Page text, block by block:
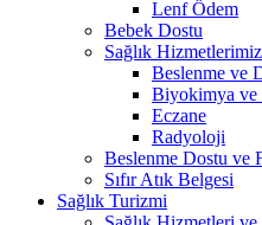
Lenf Ödem
Bebek Dostu
Sağlık Hizmetlerimiz
Beslenme ve
Biyokimya
Eczane
Radyoloji
Beslenme Dostu ve
Sıfır Atık Belgesi
Sağlık Turizmi